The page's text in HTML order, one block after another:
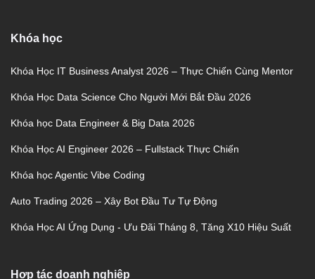
Khóa học
Khóa Học IT Business Analyst 2026 – Thực Chiến Cùng Mentor
Khóa Học Data Science Cho Người Mới Bắt Đầu 2026
Khóa học Data Engineer & Big Data 2026
Khóa Học AI Engineer 2026 – Fullstack Thực Chiến
Khóa học Agentic Vibe Coding
Auto Trading 2026 – Xây Bot Đầu Tư Tự Động
Khóa Học AI Ứng Dụng - Ưu Đãi Tháng 8, Tăng X10 Hiệu Suất
Hợp tác doanh nghiệp